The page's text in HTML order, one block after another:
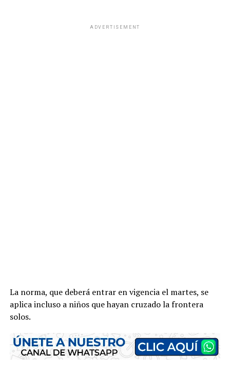
ADVERTISEMENT
La norma, que deberá entrar en vigencia el martes, se
aplica incluso a niños que hayan cruzado la frontera
solos.